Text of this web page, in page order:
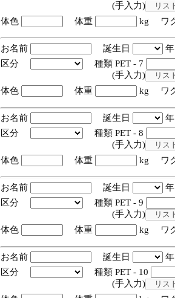
(手入力)
体色
体重 kg ワ
お名前 誕生日
区分
種類 PET - 7
(手入力)
体色
体重 kg ワ
お名前 誕生日
区分
種類 PET - 8
(手入力)
体色
体重 kg ワ
お名前 誕生日
区分
種類 PET - 9
(手入力)
体色
体重 kg ワ
お名前 誕生日
区分
種類 PET - 10
(手入力)